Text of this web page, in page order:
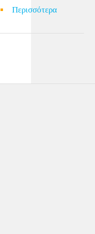
Περισσότερα